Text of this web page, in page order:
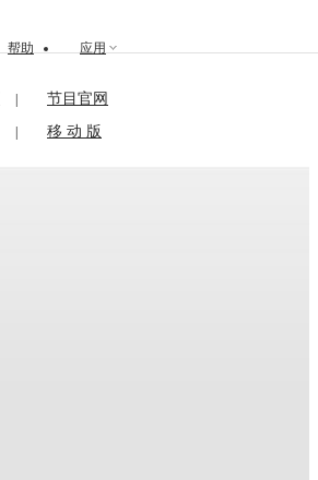
帮助 应用
节目官网
移 动 版